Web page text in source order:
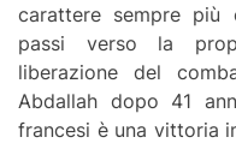
carattere sempre più
passi verso la
liberazione del
Abdallah dopo 41
francesi è una vittoria